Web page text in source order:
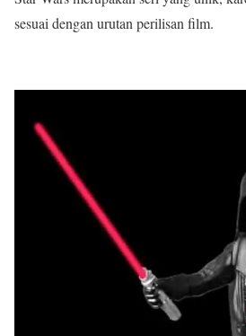
sesuai dengan urutan perilisan film.